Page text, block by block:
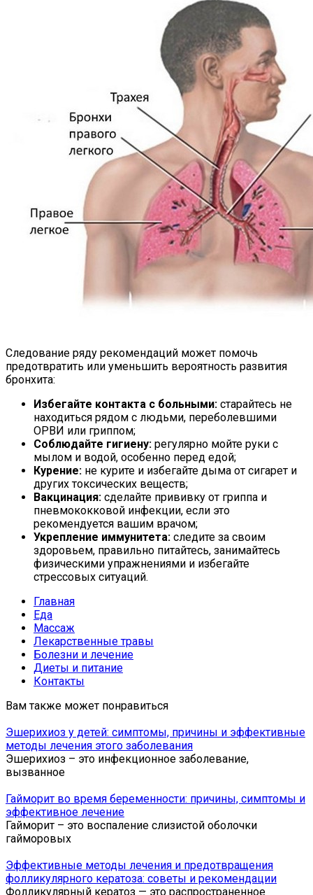
Следование ряду рекомендаций может помочь
предотвратить или уменьшить вероятность развития
бронхита:
Избегайте контакта с больными: старайтесь не
находиться рядом с людьми, переболевшими
ОРВИ или гриппом;
Соблюдайте гигиену: регулярно мойте руки с
мылом и водой, особенно перед едой;
Курение: не курите и избегайте дыма от сигарет и
других токсических веществ;
Вакцинация: сделайте прививку от гриппа и
пневмококковой инфекции, если это
рекомендуется вашим врачом;
Укрепление иммунитета: следите за своим
здоровьем, правильно питайтесь, занимайтесь
физическими упражнениями и избегайте
стрессовых ситуаций.
Главная
Еда
Массаж
Лекарственные травы
Болезни и лечение
Диеты и питание
Контакты
Вам также может понравиться
Эшерихиоз у детей: симптомы, причины и эффективные
методы лечения этого заболевания
Эшерихиоз – это инфекционное заболевание,
вызванное
Гайморит во время беременности: причины, симптомы и
эффективное лечение
Гайморит – это воспаление слизистой оболочки
гайморовых
Эффективные методы лечения и предотвращения
фолликулярного кератоза: советы и рекомендации
Фолликулярный кератоз — это распространенное